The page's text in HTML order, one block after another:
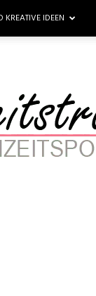
KREATIVE IDEEN